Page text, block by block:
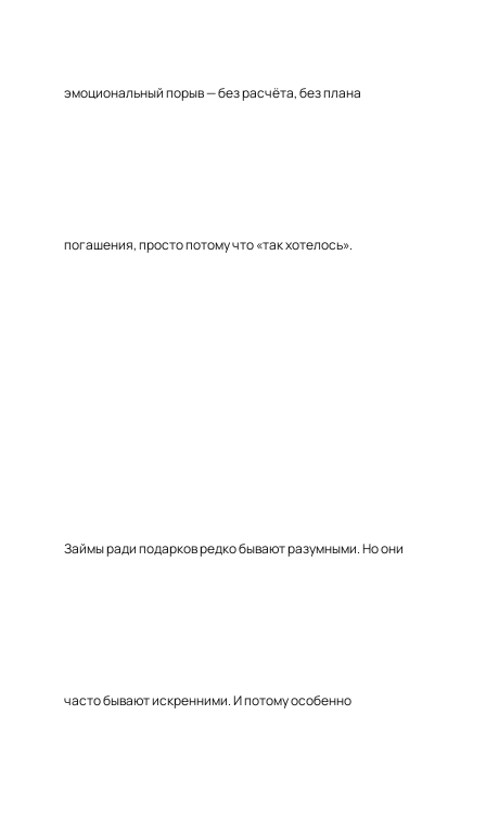
эмоциональный порыв — без расчёта, без плана
погашения, просто потому что «так хотелось».
Займы ради подарков редко бывают разумными. Но они
часто бывают искренними. И потому особенно